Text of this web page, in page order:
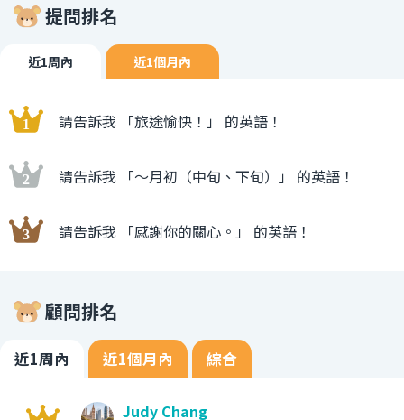
提問排名
近1周內 近1個月內
請告訴我 「旅途愉快！」 的英語！
請告訴我 「〜月初（中旬、下旬）」 的英語！
請告訴我 「感謝你的關心。」 的英語！
顧問排名
近1周內 近1個月內 綜合
Judy Chang